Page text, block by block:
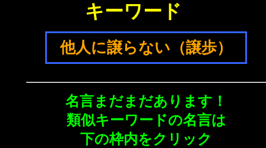
キーワード
他人に譲らない（譲歩）
名言まだまだあります！
類似キーワードの名言は
下の枠内をクリック